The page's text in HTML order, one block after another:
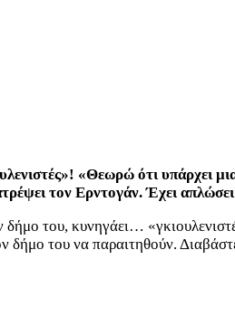
«Θεωρώ ότι υπάρχει
τον Ερντογάν. Έχει
του, κυνηγάει…
δήμο του να παραιτηθούν.